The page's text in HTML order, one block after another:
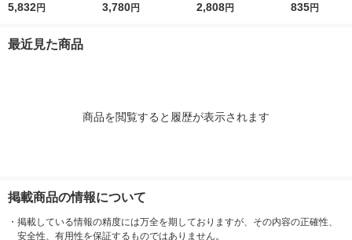
薬 サプリメント
5,832円
0g×28本入 ロート製
3,780円
（30粒入） ロート
2,808円
アミノバリュ
835円
最近見た商品
商品を閲覧すると履歴が表示されます
掲載商品の情報について
・ 掲載している情報の精度には万全を期しておりますが、その内容の正確性、
安全性、有用性を保証するものではありません。